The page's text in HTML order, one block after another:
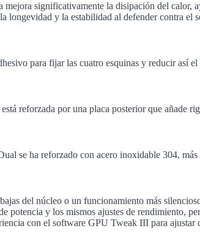
significativamente la disipación del calor,
longevidad y la estabilidad al defender contra el
para fijar las cuatro esquinas y reducir así el
reforzada por una placa posterior que añade
se ha reforzado con acero inoxidable 304,
del núcleo o un funcionamiento más
potencia y los mismos ajustes de rendimiento,
con el software GPU Tweak III para